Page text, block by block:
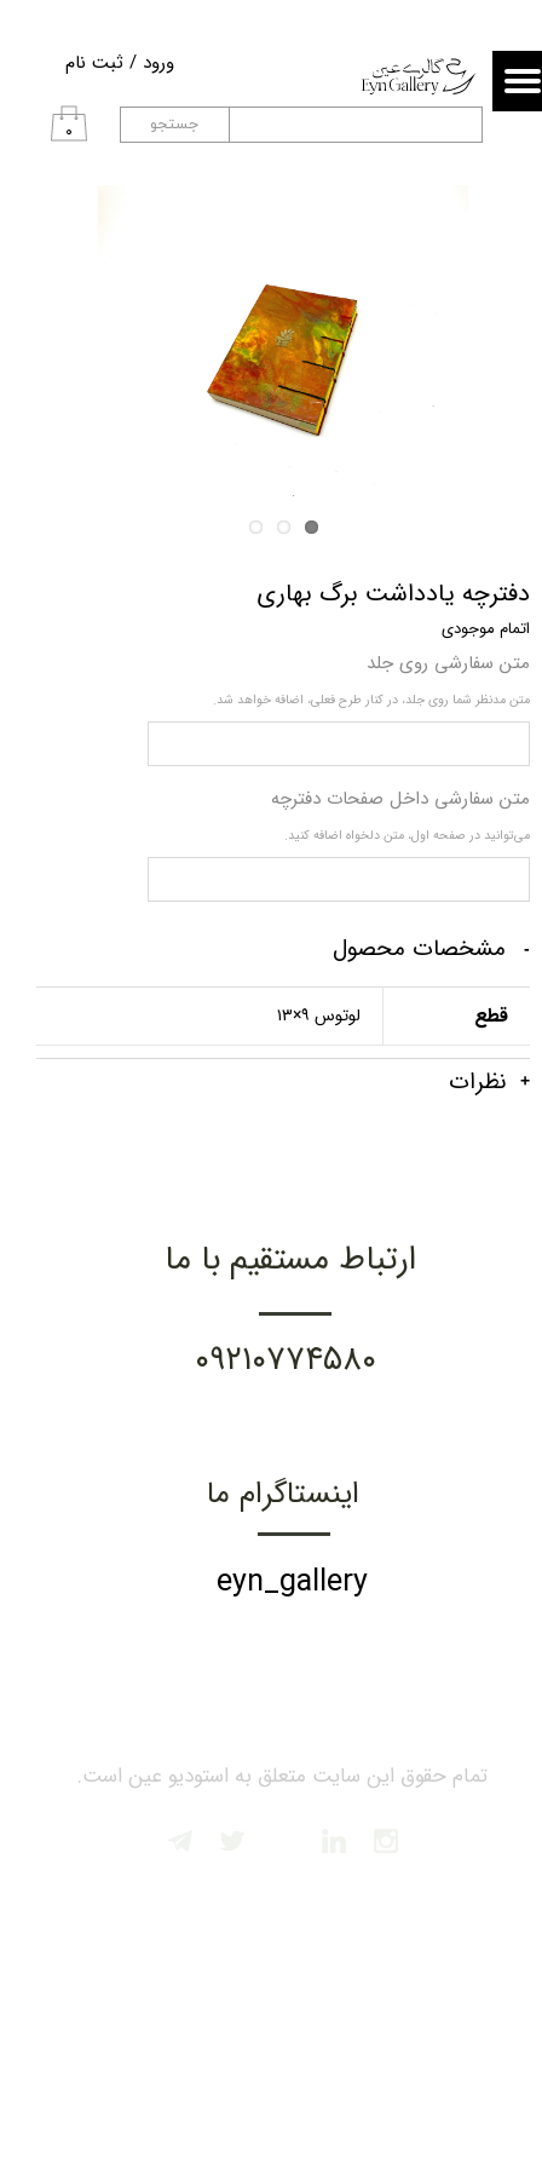
۰
ورود / ثبت نام
حساب کاربری من
تغییر گذر واژه
جستجو
دفترچه یادداشت برگ بهاری
اتمام موجودی
متن سفارشی روی جلد
متن مدنظر شما روی جلد، در کنار طرح فعلی، اضافه خواهد شد.
متن سفارشی داخل صفحات دفترچه
می‌توانید در صفحه اول، متن دلخواه اضافه کنید.
مشخصات محصول
قطع لوتوس ۹×۱۳
نظرات
تمام حقوق این سایت متعلق به استودیو عین است.
ارتباط مستقیم با ما
۰۹۲۱۰۷۷۴۵۸۰
اینستاگرام ما
eyn_gallery